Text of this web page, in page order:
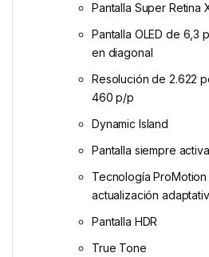
Pantalla Super Retina
Pantalla OLED de 6,3
en diagonal
Resolución de 2.622
460 p/p
Dynamic Island
Pantalla siempre activa
Tecnología
actualización
Pantalla HDR
True Tone